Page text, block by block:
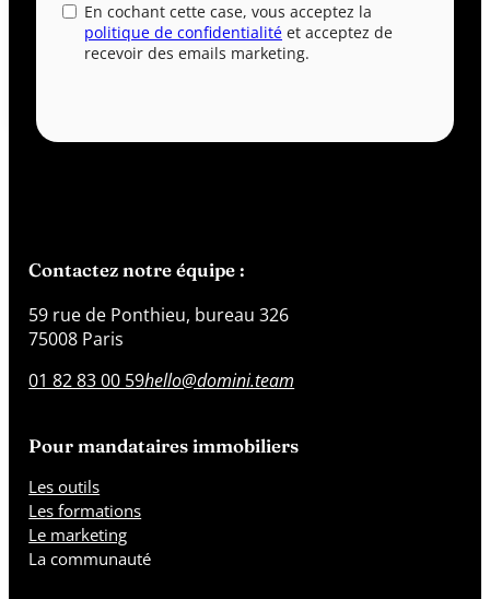
En cochant cette case, vous acceptez la
politique de confidentialité et acceptez de
recevoir des emails marketing.
Contactez notre équipe :
59 rue de Ponthieu, bureau 326
75008 Paris
01 82 83 00 59hello@domini.team
Pour mandataires immobiliers
Les outils
Les formations
Le marketing
La communauté